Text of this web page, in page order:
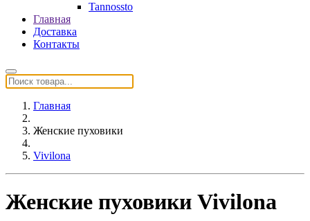
Tannossto
Главная
Доставка
Контакты
Главная
Женские пуховики
Vivilona
Женские пуховики Vivilona